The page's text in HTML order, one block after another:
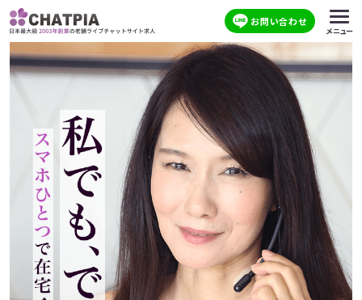
お問い合わせ
メニュー